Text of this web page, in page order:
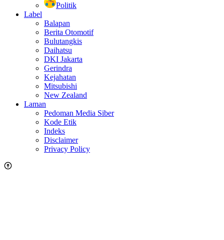
Politik
Label
Balapan
Berita Otomotif
Bulutangkis
Daihatsu
DKI Jakarta
Gerindra
Kejahatan
Mitsubishi
New Zealand
Laman
Pedoman Media Siber
Kode Etik
Indeks
Disclaimer
Privacy Policy